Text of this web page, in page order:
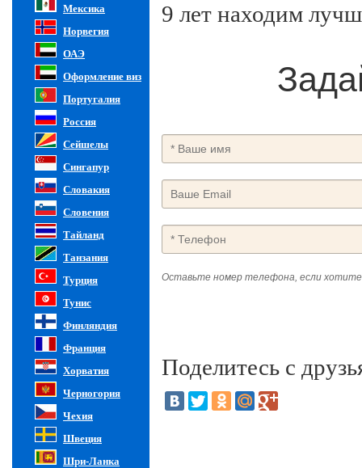
Мексика
Норвегия
ОАЭ
Оформление виз
Португалия
Россия
Сейшелы
Сингапур
Словакия
Словения
Тайланд
Танзания
Турция
Тунис
Финляндия
Франция
Хорватия
Черногория
Чехия
Швеция
Шри-Ланка
9 лет находим
Оставьте номер телефона, если
Поделитесь с